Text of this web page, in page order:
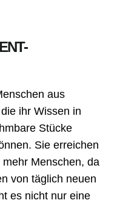
aus
ihr Wissen in
Stücke
Sie erreichen
Menschen, da
von täglich neuen
es nicht nur eine